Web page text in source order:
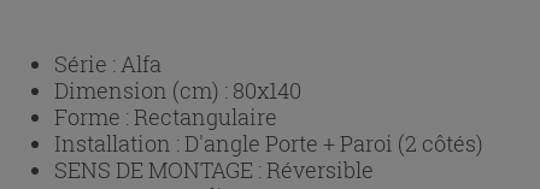
Série : Alfa
Dimension (cm) : 80x140
Forme :Rectangulaire
Installation :D'angle Porte + Paroi (2 côtés)
SENS DE MONTAGE :Réversible